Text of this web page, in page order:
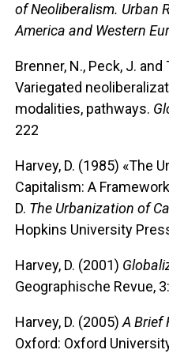
of Neoliberalism. Urban
America and Western
Brenner, N., Peck, J.
Variegated
modalities, pathways.
222
Harvey, D. (1985) «The
Capitalism: A
D. The Urbanization of
Hopkins University
Harvey, D. (2001)
Geographische Revue,
Harvey, D. (2005)A Brief
Oxford: Oxford